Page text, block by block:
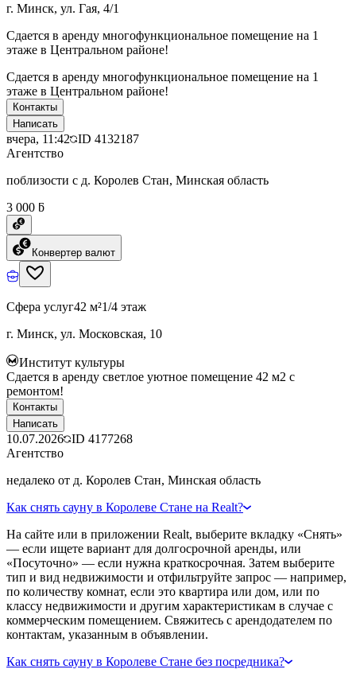
г. Минск, ул. Гая, 4/1
Сдается в аренду многофункциональное помещение на 1
этаже в Центральном районе!
Сдается в аренду многофункциональное помещение на 1
этаже в Центральном районе!
Контакты
Написать
вчера, 11:42 ID 4132187
Агентство
поблизости с д. Королев Стан, Минская область
3 000 ƃ
Конвертер валют
Сфера услуг42 м²1/4 этаж
г. Минск, ул. Московская, 10
Институт культуры
Сдается в аренду светлое уютное помещение 42 м2 с
ремонтом!
Контакты
Написать
10.07.2026 ID 4177268
Агентство
недалеко от д. Королев Стан, Минская область
Как снять сауну в Королеве Стане на Realt?
На сайте или в приложении Realt, выберите вкладку «Снять»
— если ищете вариант для долгосрочной аренды, или
«Посуточно» — если нужна краткосрочная. Затем выберите
тип и вид недвижимости и отфильтруйте запрос — например,
по количеству комнат, если это квартира или дом, или по
классу недвижимости и другим характеристикам в случае с
коммерческим помещением. Свяжитесь с арендодателем по
контактам, указанным в объявлении.
Как снять сауну в Королеве Стане без посредника?